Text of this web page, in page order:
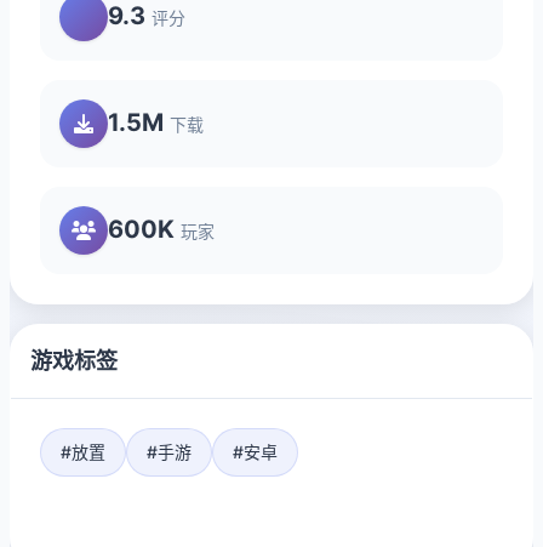
9.3 评分
1.5M 下载
600K 玩家
游戏标签
#放置 #手游 #安卓